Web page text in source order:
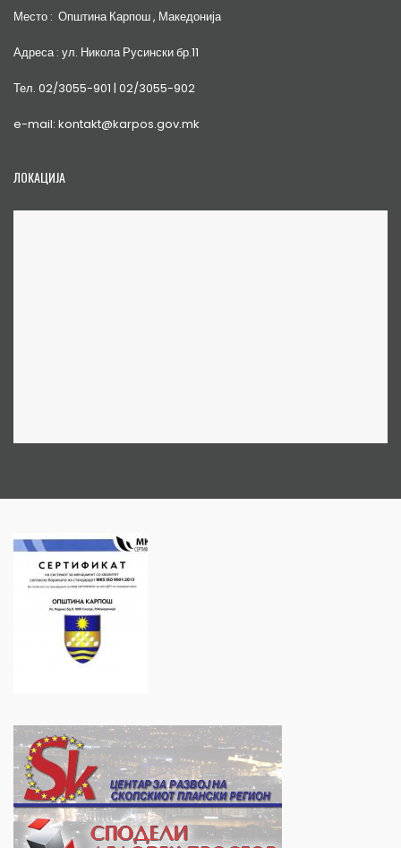
Место : Општина Карпош , Македонија
Адреса : ул. Никола Русински бр.11
Тел. 02/3055-901 | 02/3055-902
e-mail: kontakt@karpos.gov.mk
ЛОКАЦИЈА